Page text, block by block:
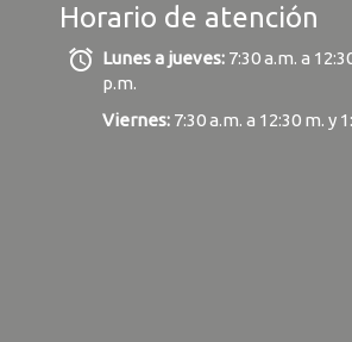
Horario de atención
alarm Lunes a jueves: 7:30 a.m. a
p.m.
Viernes: 7:30 a.m. a 12:30 m. y